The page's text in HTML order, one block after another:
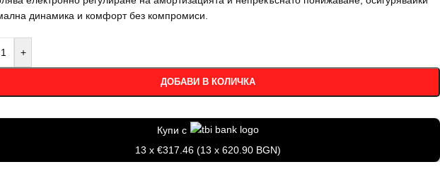
динамика и комфорт без компромиси.
+
ДОБАВИ В КОЛИЧКА
Купи с
13 x €317.46 (13 x 620.90 BGN)